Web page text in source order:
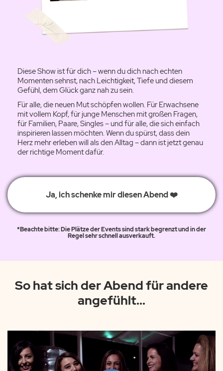
Diese Show ist für dich – wenn du dich nach echten
Momenten sehnst, nach Leichtigkeit, Tiefe und diesem
Gefühl, dem Glück ganz nah zu sein.
Für alle, die neuen Mut schöpfen wollen. Für Erwachsene
mit vollem Kopf, für junge Menschen mit großen Fragen,
für Familien, Paare, Singles – und für alle, die sich einfach
inspirieren lassen möchten. Wenn du spürst, dass dein
Herz mehr erleben will als den Alltag – dann ist jetzt genau
der richtige Moment dafür.
Ja, ich schenke mir diesen Abend ❤️
*Beachte bitte: Die Plätze der Events sind stark begrenzt und in der
Regel sehr schnell ausverkauft.
So hat sich der Abend für andere
angefühlt...